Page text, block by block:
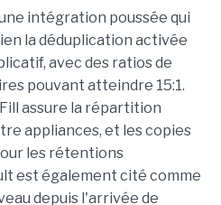
intégration poussée qui
la déduplication activée
avec des ratios de
pouvant atteindre 15:1.
assure la répartition
appliances, et les copies
les rétentions
est également cité comme
depuis l'arrivée de